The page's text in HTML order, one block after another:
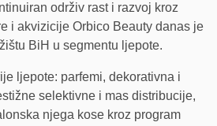
održiv rast i razvoj kroz
i akvizicije Orbico Beauty danas je
BiH u segmentu ljepote.
ljepote: parfemi, dekorativna i
selektivne i mas distribucije,
njega kose kroz program